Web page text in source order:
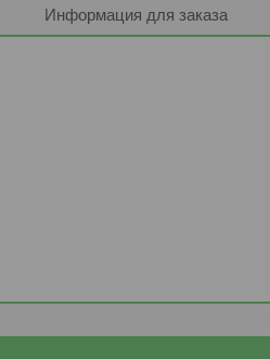
Информация для заказа